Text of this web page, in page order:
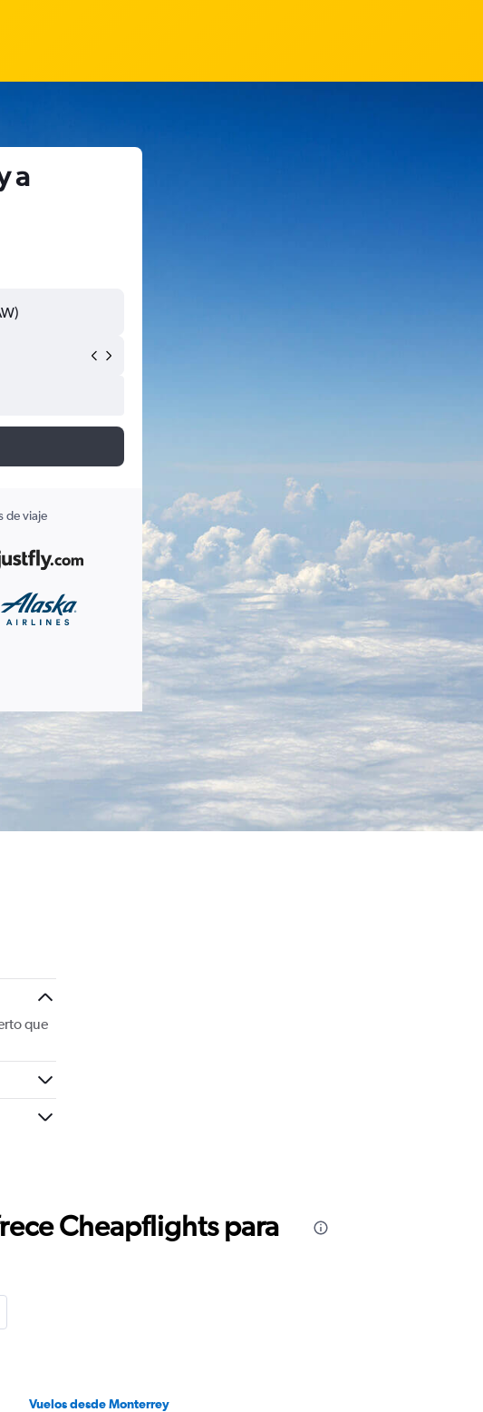
a
de viaje
que
Cheapflights para
Vuelos desde Monterrey